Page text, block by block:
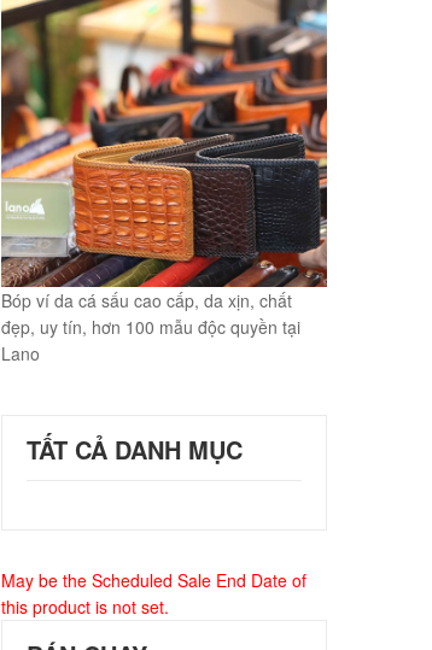
Bóp ví da cá sấu cao cấp, da xịn, chất
đẹp, uy tín, hơn 100 mẫu độc quyền tại
Lano
TẤT CẢ DANH MỤC
May be the Scheduled Sale End Date of
this product is not set.